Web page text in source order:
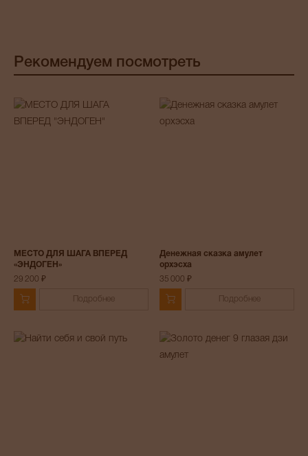
Рекомендуем посмотреть
МЕСТО ДЛЯ ШАГА ВПЕРЕД
«ЭНДОГЕН»
29 200 ₽
Подробнее
Денежная сказка амулет
орхэсха
35 000 ₽
Подробнее